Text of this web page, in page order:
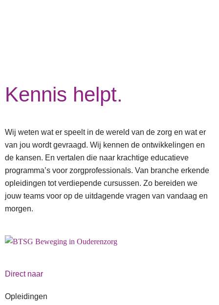
Kennis helpt.
Wij weten wat er speelt in de wereld van de zorg en wat er
van jou wordt gevraagd. Wij kennen de ontwikkelingen en
de kansen. En vertalen die naar krachtige educatieve
programma’s voor zorgprofessionals. Van branche erkende
opleidingen tot verdiepende cursussen. Zo bereiden we
jouw teams voor op de uitdagende vragen van vandaag en
morgen.
Direct naar
Opleidingen